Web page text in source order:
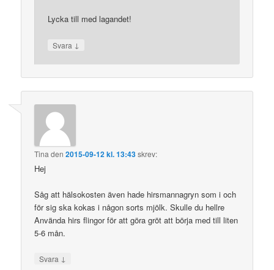
Lycka till med lagandet!
Svara ↓
Tina den2015-09-12 kl. 13:43skrev:
Hej
Såg att hälsokosten även hade hirsmannagryn som i och
för sig ska kokas i någon sorts mjölk. Skulle du hellre
Använda hirs flingor för att göra gröt att börja med till liten
5-6 mån.
Svara ↓